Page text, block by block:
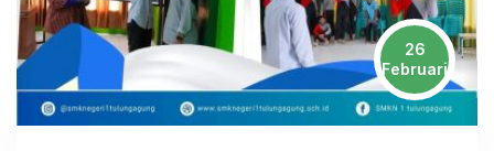
26
Februari